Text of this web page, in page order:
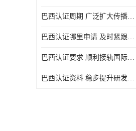
巴西认证周期 广泛扩大传播范围
巴西认证哪里申请 及时紧跟法规变化
巴西认证要求 顺利接轨国际规范
巴西认证资料 稳步提升研发能力